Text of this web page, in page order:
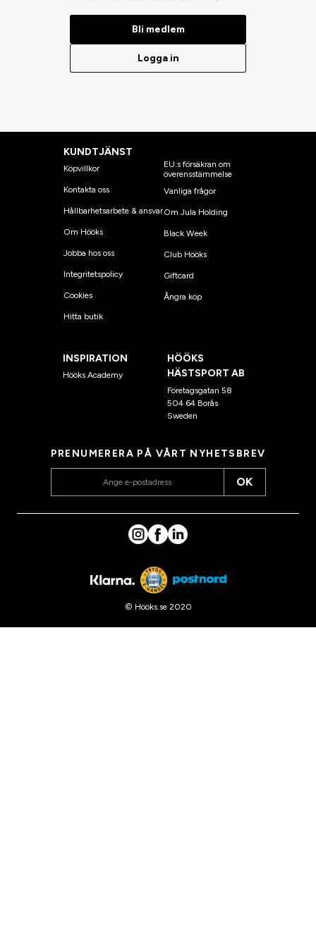
Bli medlem
Logga in
KUNDTJÄNST
Köpvillkor
Kontakta oss
Hållbarhetsarbete & ansvar
Om Hööks
Jobba hos oss
Integritetspolicy
Cookies
Hitta butik
EU:s försäkran om
överensstämmelse
Vanliga frågor
Om Jula Holding
Black Week
Club Hööks
Giftcard
Ångra köp
INSPIRATION
Hööks Academy
HÖÖKS
HÄSTSPORT AB
Företagsgatan 58
504 64 Borås
Sweden
PRENUMERERA PÅ VÅRT NYHETSBREV
OK
© Hööks.se 2020